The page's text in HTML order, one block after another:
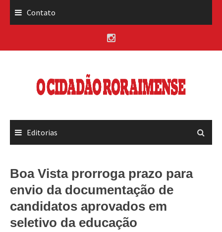
Contato
Editorias
Boa Vista prorroga prazo para
envio da documentação de
candidatos aprovados em
seletivo da educação